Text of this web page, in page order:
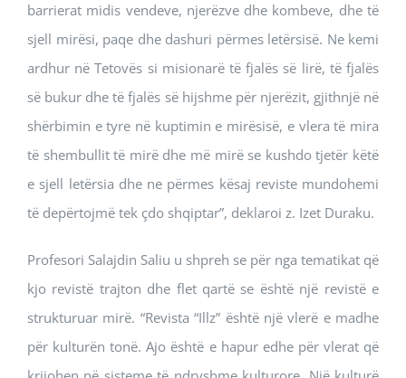
barrierat midis vendeve, njerëzve dhe kombeve, dhe të
sjell mirësi, paqe dhe dashuri përmes letërsisë. Ne kemi
ardhur në Tetovës si misionarë të fjalës së lirë, të fjalës
së bukur dhe të fjalës së hijshme për njerëzit, gjithnjë në
shërbimin e tyre në kuptimin e mirësisë, e vlera të mira
të shembullit të mirë dhe më mirë se kushdo tjetër këtë
e sjell letërsia dhe ne përmes kësaj reviste mundohemi
të depërtojmë tek çdo shqiptar”, deklaroi z. Izet Duraku.
Profesori Salajdin Saliu u shpreh se për nga tematikat që
kjo revistë trajton dhe flet qartë se është një revistë e
strukturuar mirë. “Revista “Illz” është një vlerë e madhe
për kulturën tonë. Ajo është e hapur edhe për vlerat që